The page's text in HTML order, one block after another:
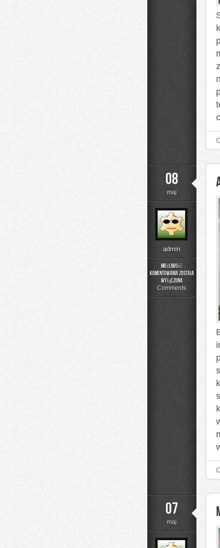
08
maj
admin
Możliwość
komentowania
Alkohole
Podróży
została
wyłączona
Comments
07
maj